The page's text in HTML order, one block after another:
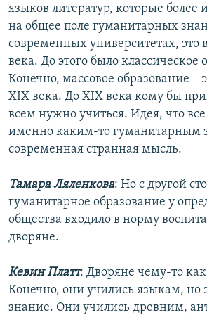
языков литератур, которые более
на общее поле гуманитарных
современных университетах, это
века. До этого было классическое
Конечно, массовое образование –
XIX века. До XIX века кому бы
всем нужно учиться. Идея, что
именно каким-то гуманитарным
современная странная мысль.
Тамара Ляленкова: Но с другой
гуманитарное образование у
общества входило в норму
дворяне.
Кевин Платт: Дворяне чему-то
Конечно, они учились языкам, но
знание. Они учились древним,